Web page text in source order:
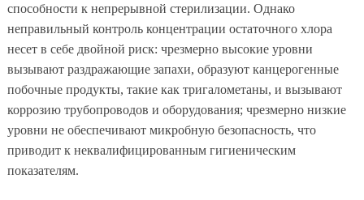
способности к непрерывной стерилизации. Однако
неправильный контроль концентрации остаточного хлора
несет в себе двойной риск: чрезмерно высокие уровни
вызывают раздражающие запахи, образуют канцерогенные
побочные продукты, такие как тригалометаны, и вызывают
коррозию трубопроводов и оборудования; чрезмерно низкие
уровни не обеспечивают микробную безопасность, что
приводит к неквалифицированным гигиеническим
показателям.